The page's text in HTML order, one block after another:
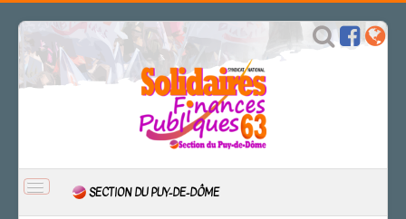
BASCULERSECTION DU PUY-DE-DÔME